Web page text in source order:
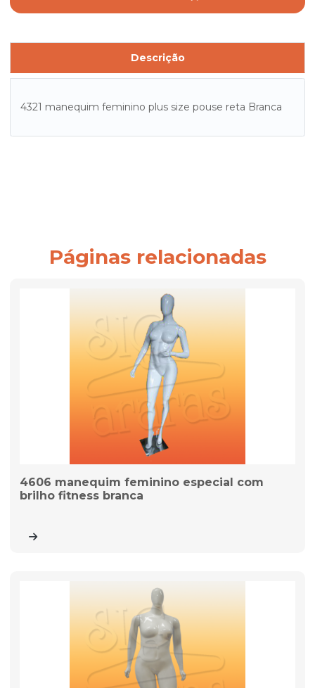
Descrição
4321 manequim feminino plus size pouse reta Branca
Páginas relacionadas
4606 manequim feminino especial com
brilho fitness branca